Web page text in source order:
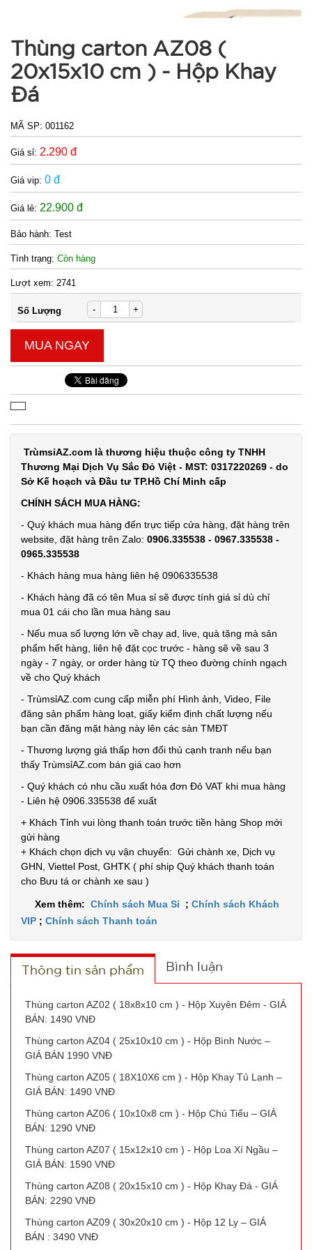
Thùng carton AZ08 (
20x15x10 cm ) - Hộp Khay
Đá
MÃ SP: 001162
Giá sỉ: 2.290 đ
Giá vip: 0 đ
Giá lẻ: 22.900 đ
Bảo hành: Test
Tình trạng: Còn hàng
Lượt xem: 2741
Số Lượng - +
MUA NGAY
TrùmsỉAZ.com là thương hiệu thuộc công ty TNHH
Thương Mại Dịch Vụ Sắc Đỏ Việt - MST: 0317220269 - do
Sở Kế hoạch và Đầu tư TP.Hồ Chí Minh cấp
CHÍNH SÁCH MUA HÀNG:
- Quý khách mua hàng đến trực tiếp cửa hàng, đặt hàng trên
website, đặt hàng trên Zalo: 0906.335538 - 0967.335538 -
0965.335538
- Khách hàng mua hàng liên hệ 0906335538
- Khách hàng đã có tên Mua sỉ sẽ được tính giá sỉ dù chỉ
mua 01 cái cho lần mua hàng sau
- Nếu mua số lượng lớn về chạy ad, live, quà tặng mà sản
phẩm hết hàng, liên hệ đặt cọc trước - hàng sẽ về sau 3
ngày - 7 ngày, or order hàng từ TQ theo đường chính ngạch
về cho Quý khách
- TrùmsỉAZ.com cung cấp miễn phí Hình ảnh, Video, File
đăng sản phẩm hàng loạt, giấy kiểm định chất lượng nếu
bạn cần đăng mặt hàng này lên các sàn TMĐT
- Thương lượng giá thấp hơn đối thủ cạnh tranh nếu bạn
thấy TrùmsỉAZ.com bán giá cao hơn
- Quý khách có nhu cầu xuất hóa đơn Đỏ VAT khi mua hàng
- Liên hệ 0906.335538 để xuất
+ Khách Tỉnh vui lòng thanh toán trước tiền hàng Shop mới
gửi hàng
+ Khách chọn dịch vụ vận chuyển: Gửi chành xe, Dịch vụ
GHN, Viettel Post, GHTK ( phí ship Quý khách thanh toán
cho Bưu tá or chành xe sau )
Xem thêm: Chính sách Mua Sỉ ; Chính sách Khách
VIP ; Chính sách Thanh toán
Thông tin sản phẩm Bình luận
Thùng carton AZ02 ( 18x8x10 cm ) - Hộp Xuyên Đêm - GIÁ
BÁN: 1490 VNĐ
Thùng carton AZ04 ( 25x10x10 cm ) - Hộp Bình Nước –
GIÁ BÁN 1990 VNĐ
Thùng carton AZ05 ( 18X10X6 cm ) - Hộp Khay Tủ Lạnh –
GIÁ BÁN: 1490 VNĐ
Thùng carton AZ06 ( 10x10x8 cm ) - Hộp Chú Tiểu – GIÁ
BÁN: 1290 VNĐ
Thùng carton AZ07 ( 15x12x10 cm ) - Hộp Loa Xí Ngầu –
GIÁ BÁN: 1590 VNĐ
Thùng carton AZ08 ( 20x15x10 cm ) - Hộp Khay Đá - GIÁ
BÁN: 2290 VNĐ
Thùng carton AZ09 ( 30x20x10 cm ) - Hộp 12 Ly – GIÁ
BÁN : 3490 VNĐ
usb dây dài
( T100, full
vat )
MÃ
004616
TRẠNG:
0.5kg
Đặt
Máy cắt tỉa
bằng thép
MÃ
004022
GIÁ:
TÌNH
1T 1kg
tinh dầu
vỏ TrắngSP: